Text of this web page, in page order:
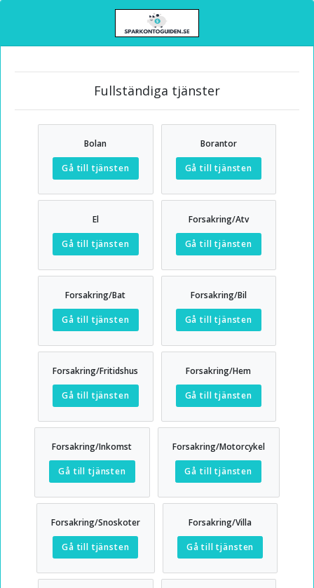
Fullständiga tjänster
Bolan
Gå till tjänsten
Borantor
Gå till tjänsten
El
Gå till tjänsten
Forsakring/Atv
Gå till tjänsten
Forsakring/Bat
Gå till tjänsten
Forsakring/Bil
Gå till tjänsten
Forsakring/Fritidshus
Gå till tjänsten
Forsakring/Hem
Gå till tjänsten
Forsakring/Inkomst
Gå till tjänsten
Forsakring/Motorcykel
Gå till tjänsten
Forsakring/Snoskoter
Gå till tjänsten
Forsakring/Villa
Gå till tjänsten